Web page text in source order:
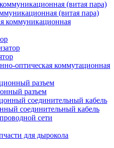
(витая пара)
коммуникационная
оптическая коммутационная
разъем
соединительный кабель
сети